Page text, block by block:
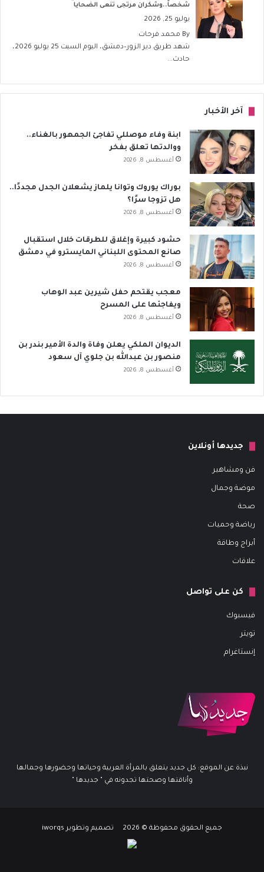
شخصاً..وشكران مرتجى تنعى الضحايا
يوليو 25, 2026
By محمد فرحات
شهد طريق دير الزور–دمشق، اليوم السبت 25 يوليو 2026،
حادث...
آخر الأخبار
ابنة وفاء موصللي تفاجئ الجمهور بالغناء..
ووالدتها تعلق بفخر
أغسطس 8, 2026
بوراك يوروك وتوانا يلماز يشعلان الجدل مجددًا..
هل تزوجا سرًا؟
أغسطس 8, 2026
حشود كبيرة وإغلاق للطرقات خلال استقبال
صانع المحتوى اللبناني المايسترو في دمشق
أغسطس 8, 2026
معجب يقتحم حفل شيرين عبد الوهاب
ويفاجئها على المسرح
أغسطس 8, 2026
الديوان الملكي يعلن وفاة والدة الأمير بندر بن
منصور بن عبدالله بن جلوي آل سعود
أغسطس 8, 2026
جديدها أونلاين
فن ومشاهير
موضة وجمال
صحة
رياضة وحميات
أبراج وطاقة
علاقات
كن على تواصل
فيسبوك
تويتر
إنستاغرام
نبذة عن الموقع: كل جديد يتعلق بالمرأة العربية وحياتها وحضورها وجمالها
وأناقتها وصحتها تجدونه في " جديدها "
جميع الحقوق محفوظة © 2026 تصميم وتطوير iworqs